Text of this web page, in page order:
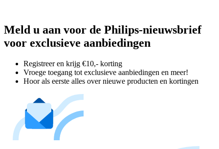
Meld u aan voor de Philips-nieuwsbrief
voor exclusieve aanbiedingen
Registreer en krijg €10,- korting
Vroege toegang tot exclusieve aanbiedingen en meer!
Hoor als eerste alles over nieuwe producten en kortingen